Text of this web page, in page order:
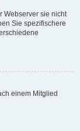
Webserver sie nicht
Sie spezifischere
einem Mitglied